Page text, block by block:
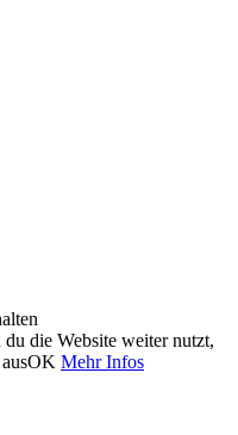
die Website weiter nutzt,
OK Mehr Infos